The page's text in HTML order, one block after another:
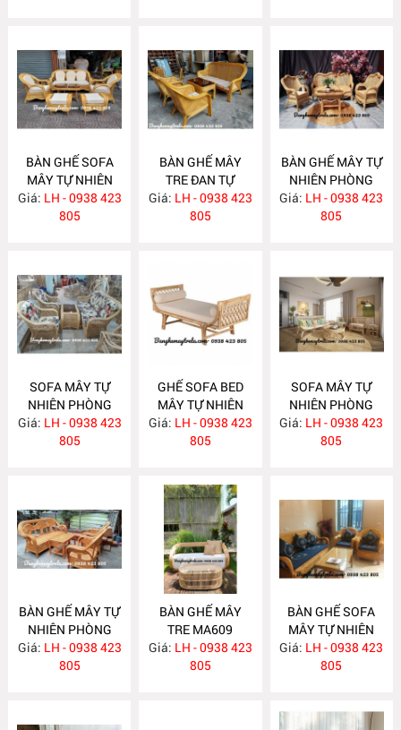
BÀN GHẾ SOFA
MÂY TỰ NHIÊN
PHÒNG KHÁCH
MA624
Giá: LH - 0938 423
805
BÀN GHẾ MÂY
TRE ĐAN TỰ
NHIÊN MA622
Giá: LH - 0938 423
805
BÀN GHẾ MÂY TỰ
NHIÊN PHÒNG
KHÁCH LƯỚI MẮT
CÁO MA621
Giá: LH - 0938 423
805
SOFA MÂY TỰ
NHIÊN PHÒNG
KHÁCH MA620
Giá: LH - 0938 423
805
GHẾ SOFA BED
MÂY TỰ NHIÊN
MA615
Giá: LH - 0938 423
805
SOFA MÂY TỰ
NHIÊN PHÒNG
KHÁCH MA612
Giá: LH - 0938 423
805
BÀN GHẾ MÂY TỰ
NHIÊN PHÒNG
KHÁCH MA610
Giá: LH - 0938 423
805
BÀN GHẾ MÂY
TRE MA609
Giá: LH - 0938 423
805
BÀN GHẾ SOFA
MÂY TỰ NHIÊN
PHÒNG KHÁCH
MA608
Giá: LH - 0938 423
805